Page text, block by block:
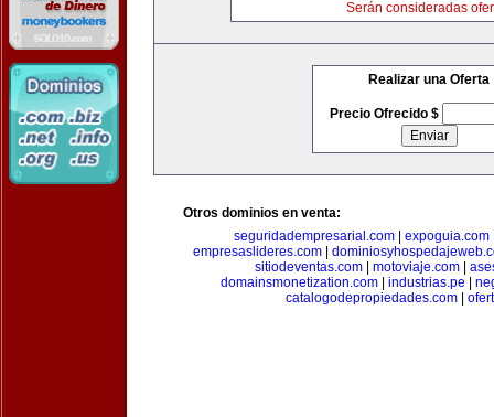
Serán consideradas
Realizar una Oferta
Precio Ofrecido $
Otros dominios en venta:
seguridadempresarial.com
expoguia.com
empresaslideres.com|
sitiodeventas.com
motoviaje.com
domainsmonetization.com| industrias.pe
catalogodepropiedades.com